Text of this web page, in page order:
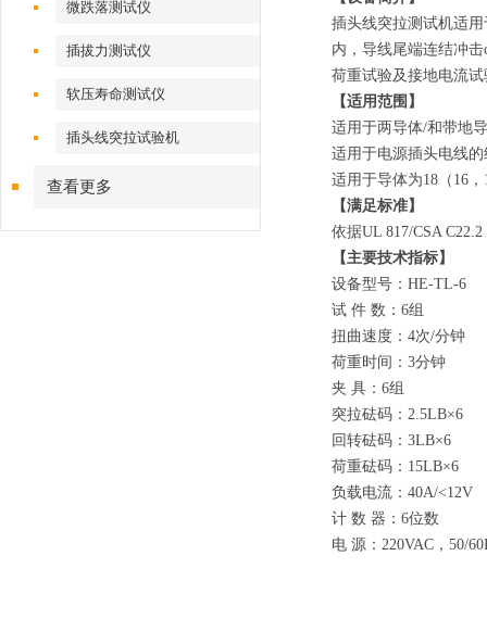
微跌落测试仪
插拔力测试仪
软压寿命测试仪
插头线突拉试验机
查看更多
插头线突拉测试机适
内，导线尾端连结冲
荷重试验及接地电流试
【适用范围】
适用于两导体/和带地
适用于电源插头电线
适用于导体为18（16
【满足标准】
依据UL 817/CSA
【主要技术指标】
设备型号：HE-TL-6
试 件 数：6组
扭曲速度：4次/分钟
荷重时间：3分钟
夹 具：6组
突拉砝码：2.5LB×6
回转砝码：3LB×6
荷重砝码：15LB×6
负载电流：40A/<12V
计 数 器：6位数
电 源：220VAC，50/